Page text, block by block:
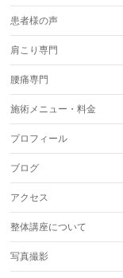
患者様の声
肩こり専門
腰痛専門
施術メニュー・料金
プロフィール
ブログ
アクセス
整体講座について
写真撮影